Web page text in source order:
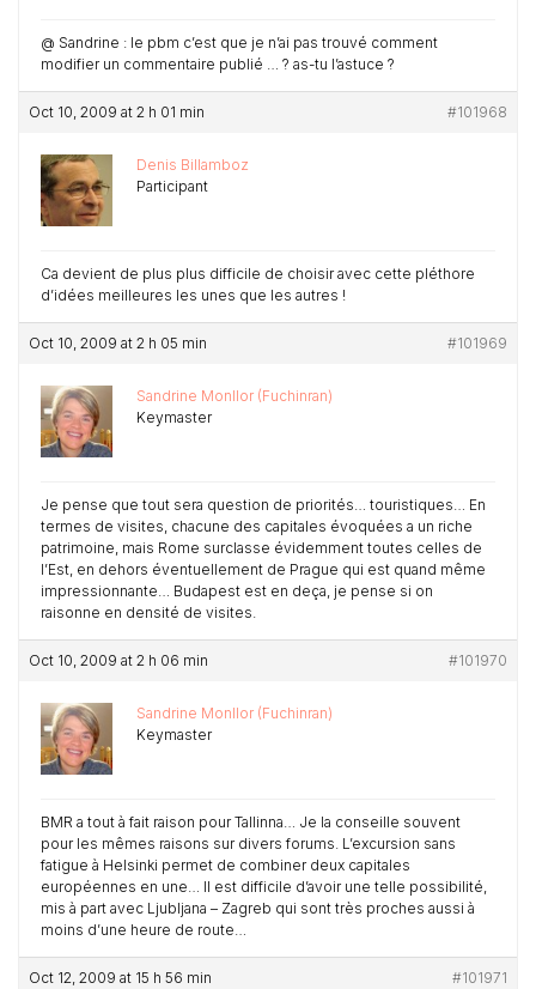
@ Sandrine : le pbm c’est que je n’ai pas trouvé comment
modifier un commentaire publié … ? as-tu l’astuce ?
Oct 10, 2009 at 2 h 01 min #101968
Denis Billamboz
Participant
Ca devient de plus plus difficile de choisir avec cette pléthore
d’idées meilleures les unes que les autres !
Oct 10, 2009 at 2 h 05 min #101969
Sandrine Monllor (Fuchinran)
Keymaster
Je pense que tout sera question de priorités… touristiques… En
termes de visites, chacune des capitales évoquées a un riche
patrimoine, mais Rome surclasse évidemment toutes celles de
l’Est, en dehors éventuellement de Prague qui est quand même
impressionnante… Budapest est en deça, je pense si on
raisonne en densité de visites.
Oct 10, 2009 at 2 h 06 min #101970
Sandrine Monllor (Fuchinran)
Keymaster
BMR a tout à fait raison pour Tallinna… Je la conseille souvent
pour les mêmes raisons sur divers forums. L’excursion sans
fatigue à Helsinki permet de combiner deux capitales
européennes en une… Il est difficile d’avoir une telle possibilité,
mis à part avec Ljubljana – Zagreb qui sont très proches aussi à
moins d’une heure de route…
Oct 12, 2009 at 15 h 56 min #101971